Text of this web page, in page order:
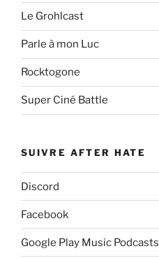
Le Grohlcast
Parle à mon Luc
Rocktogone
Super Ciné Battle
SUIVRE AFTER HATE
Discord
Facebook
Google Play Music Podcasts